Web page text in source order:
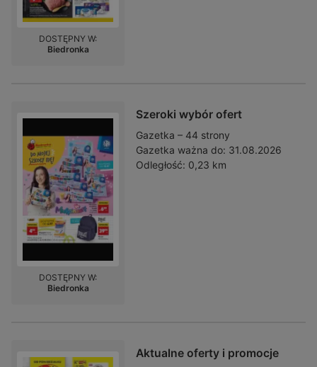
DOSTĘPNY W:
Biedronka
Szeroki wybór ofert
Gazetka – 44 strony
Gazetka ważna do: 31.08.2026
Odległość: 0,23 km
DOSTĘPNY W:
Biedronka
Aktualne oferty i promocje